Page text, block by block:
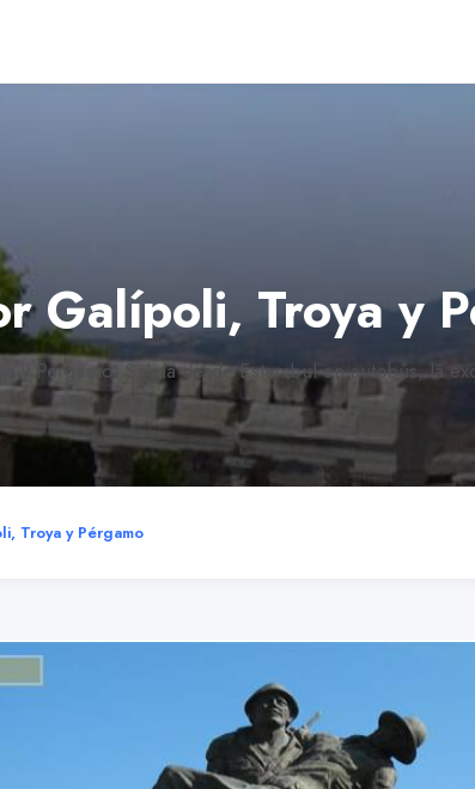
Galípoli, Troya y
y Pérgamo. Salida desde Estambul en autobús, la
Troya y Pérgamo